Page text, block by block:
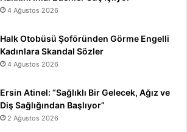
4 Ağustos 2026
Halk Otobüsü Şoföründen Görme Engelli
Kadınlara Skandal Sözler
4 Ağustos 2026
Ersin Atinel: “Sağlıklı Bir Gelecek, Ağız ve
Diş Sağlığından Başlıyor”
2 Ağustos 2026